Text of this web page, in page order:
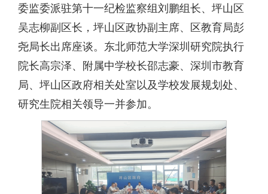
委监委派驻第十一纪检监察组刘鹏组长、坪山区
吴志柳副区长，坪山区政协副主席、区教育局彭
尧局长出席座谈。东北师范大学深圳研究院执行
院长高宗泽、附属中学校长邵志豪、深圳市教育
局、坪山区政府相关处室以及学校发展规划处、
研究生院相关领导一并参加。